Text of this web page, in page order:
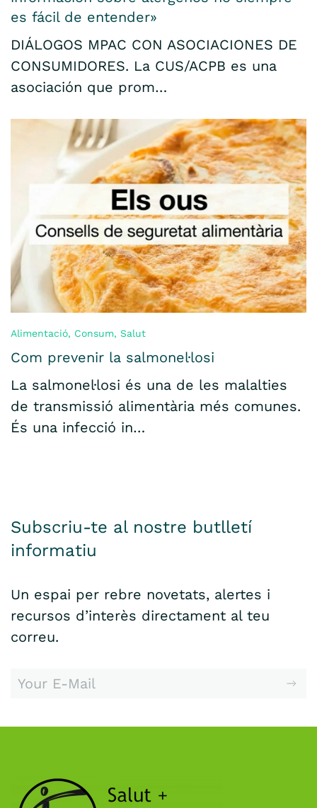
es fácil de entender»
DIÁLOGOS MPAC CON ASOCIACIONES DE
CONSUMIDORES. La CUS/ACPB es una
asociación que prom…
Alimentació, Consum, Salut
Com prevenir la salmonel·losi
La salmonel·losi és una de les malalties
de transmissió alimentària més comunes.
És una infecció in…
Subscriu-te al nostre butlletí
informatiu
Un espai per rebre novetats, alertes i
recursos d’interès directament al teu
correu.